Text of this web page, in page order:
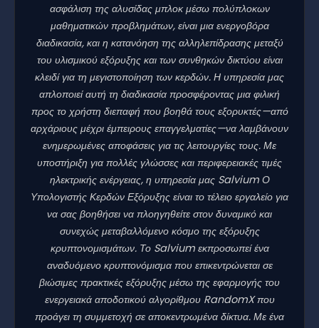
ασφάλιση της αλυσίδας μπλοκ μέσω πολύπλοκων
μαθηματικών προβλημάτων, είναι μια ενεργοβόρα
διαδικασία, και η κατανόηση της αλληλεπίδρασης μεταξύ
του υλισμικού εξόρυξης και των συνθηκών δικτύου είναι
κλειδί για τη μεγιστοποίηση των κερδών. Η υπηρεσία μας
απλοποιεί αυτή τη διαδικασία προσφέροντας μια φιλική
προς το χρήστη διεπαφή που βοηθά τους εξορυκτές—από
αρχάριους μέχρι έμπειρους επαγγελματίες—να λαμβάνουν
ενημερωμένες αποφάσεις για τις λειτουργίες τους. Με
υποστήριξη για πολλές γλώσσες και περιφερειακές τιμές
ηλεκτρικής ενέργειας, η υπηρεσία μας Salvium Ο
Υπολογιστής Κερδών Εξόρυξης είναι το τέλειο εργαλείο για
να σας βοηθήσει να πλοηγηθείτε στον δυναμικό και
συνεχώς μεταβαλλόμενο κόσμο της εξόρυξης
κρυπτονομισμάτων. Το Salvium εκπροσωπεί ένα
αναδυόμενο κρυπτονόμισμα που επικεντρώνεται σε
βιώσιμες πρακτικές εξόρυξης μέσω της εφαρμογής του
ενεργειακά αποδοτικού αλγορίθμου RandomX που
προάγει τη συμμετοχή σε αποκεντρωμένα δίκτυα. Με ένα